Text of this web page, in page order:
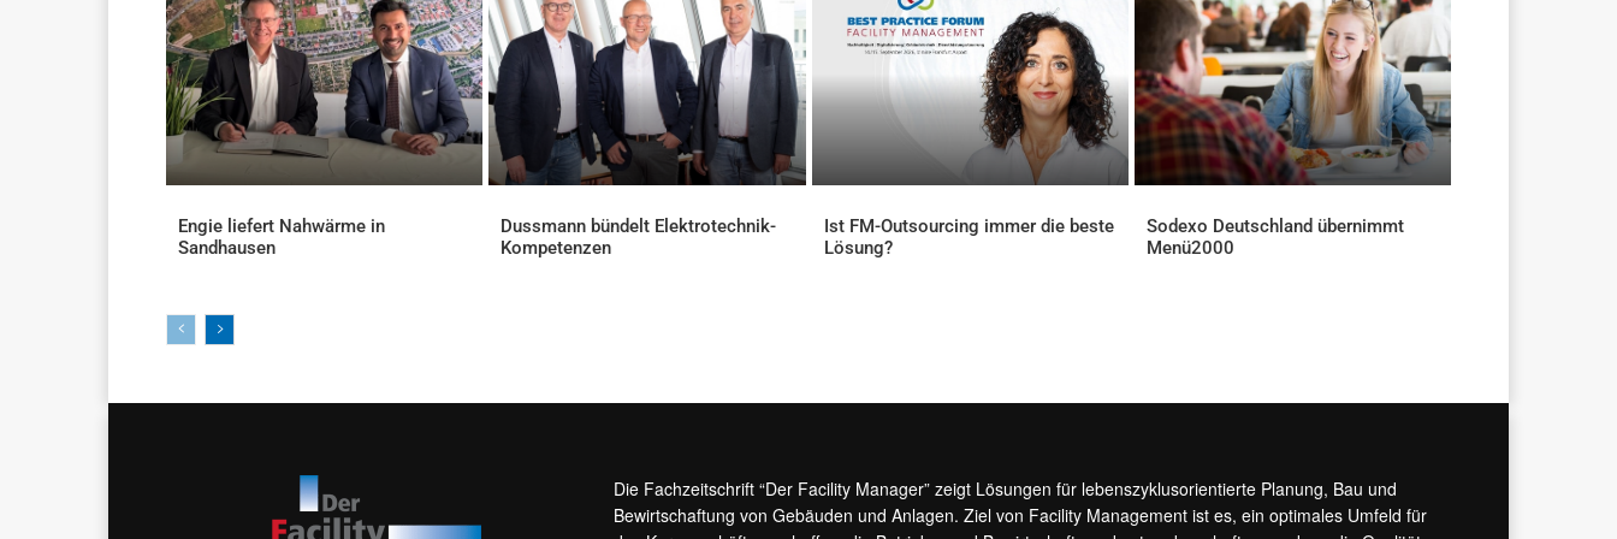
Engie liefert Nahwärme in
Sandhausen
Dussmann bündelt Elektrotechnik-
Kompetenzen
Ist FM-Outsourcing immer die beste
Lösung?
Sodexo Deutschland übernimmt
Menü2000
Die Fachzeitschrift “Der Facility Manager” zeigt Lösungen für lebenszyklusorientierte Planung, Bau und
Bewirtschaftung von Gebäuden und Anlagen. Ziel von Facility Management ist es, ein optimales Umfeld für